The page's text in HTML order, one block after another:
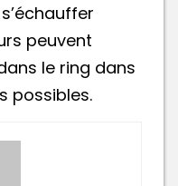
peuvent
le ring dans
possibles.